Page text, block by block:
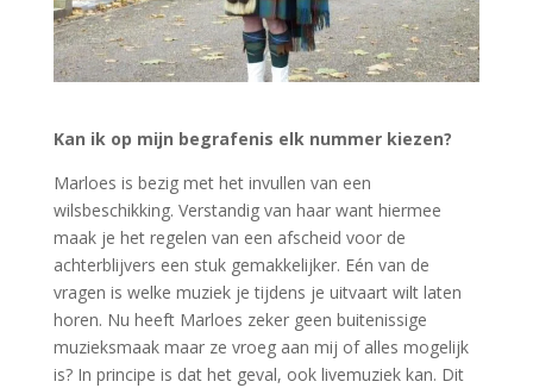
Kan ik op mijn begrafenis elk nummer kiezen?
Marloes is bezig met het invullen van een
wilsbeschikking. Verstandig van haar want hiermee
maak je het regelen van een afscheid voor de
achterblijvers een stuk gemakkelijker. Eén van de
vragen is welke muziek je tijdens je uitvaart wilt laten
horen. Nu heeft Marloes zeker geen buitenissige
muzieksmaak maar ze vroeg aan mij of alles mogelijk
is? In principe is dat het geval, ook livemuziek kan. Dit